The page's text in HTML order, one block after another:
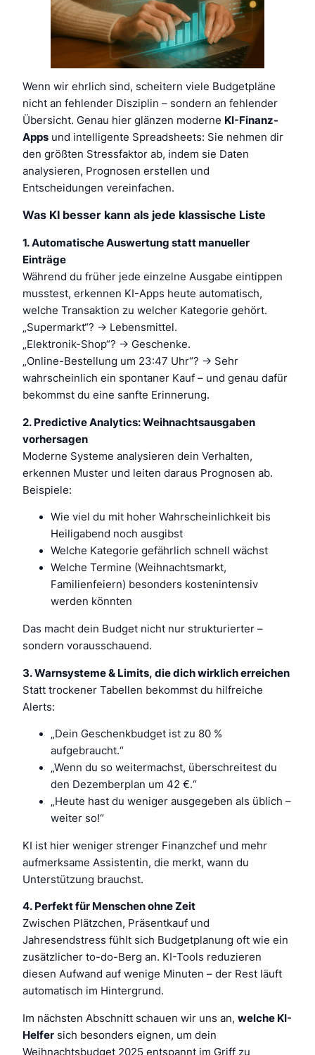
Wenn wir ehrlich sind, scheitern viele Budgetpläne
nicht an fehlender Disziplin – sondern an fehlender
Übersicht. Genau hier glänzen moderne KI-Finanz-
Apps und intelligente Spreadsheets: Sie nehmen dir
den größten Stressfaktor ab, indem sie Daten
analysieren, Prognosen erstellen und
Entscheidungen vereinfachen.
Was KI besser kann als jede klassische Liste
1. Automatische Auswertung statt manueller
Einträge
Während du früher jede einzelne Ausgabe eintippen
musstest, erkennen KI-Apps heute automatisch,
welche Transaktion zu welcher Kategorie gehört.
„Supermarkt“? → Lebensmittel.
„Elektronik-Shop“? → Geschenke.
„Online-Bestellung um 23:47 Uhr“? → Sehr
wahrscheinlich ein spontaner Kauf – und genau dafür
bekommst du eine sanfte Erinnerung.
2. Predictive Analytics: Weihnachtsausgaben
vorhersagen
Moderne Systeme analysieren dein Verhalten,
erkennen Muster und leiten daraus Prognosen ab.
Beispiele:
Wie viel du mit hoher Wahrscheinlichkeit bis
Heiligabend noch ausgibst
Welche Kategorie gefährlich schnell wächst
Welche Termine (Weihnachtsmarkt,
Familienfeiern) besonders kostenintensiv
werden könnten
Das macht dein Budget nicht nur strukturierter –
sondern vorausschauend.
3. Warnsysteme & Limits, die dich wirklich erreichen
Statt trockener Tabellen bekommst du hilfreiche
Alerts:
„Dein Geschenkbudget ist zu 80 %
aufgebraucht.“
„Wenn du so weitermachst, überschreitest du
den Dezemberplan um 42 €.“
„Heute hast du weniger ausgegeben als üblich –
weiter so!“
KI ist hier weniger strenger Finanzchef und mehr
aufmerksame Assistentin, die merkt, wann du
Unterstützung brauchst.
4. Perfekt für Menschen ohne Zeit
Zwischen Plätzchen, Präsentkauf und
Jahresendstress fühlt sich Budgetplanung oft wie ein
zusätzlicher to-do-Berg an. KI-Tools reduzieren
diesen Aufwand auf wenige Minuten – der Rest läuft
automatisch im Hintergrund.
Im nächsten Abschnitt schauen wir uns an, welche KI-
Helfer sich besonders eignen, um dein
Weihnachtsbudget 2025 entspannt im Griff zu